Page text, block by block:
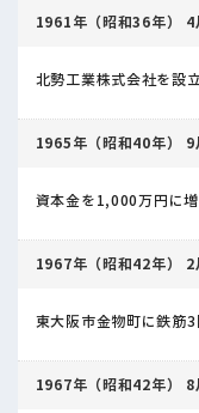
1961年（昭和36年） 4
北勢工業株式会社を設
1965年（昭和40年） 9
資本金を1,000万円に
1967年（昭和42年） 2
東大阪市金物町に鉄筋
1967年（昭和42年） 8